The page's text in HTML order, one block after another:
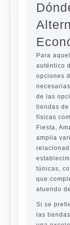
Para
auténtico
opciones
de las
tiendas
físicas
Fiesta,
amplia
túnicas,
que
atuendo
Si se
las